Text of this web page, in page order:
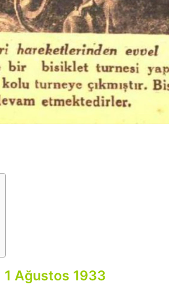
1 Ağustos 1933